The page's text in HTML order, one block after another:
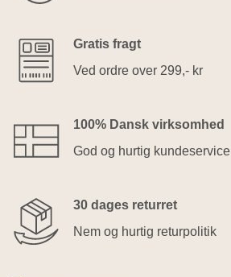
Gratis fragt
Ved ordre over 299,- kr
100% Dansk virksomhed
God og hurtig kundeservice
30 dages returret
Nem og hurtig returpolitik